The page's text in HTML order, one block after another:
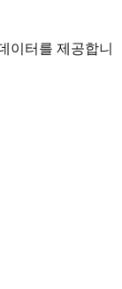
이터를 제공합니